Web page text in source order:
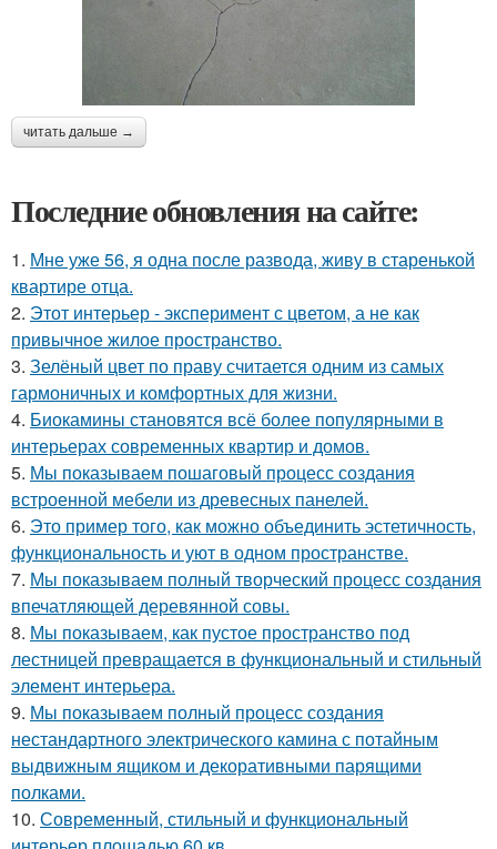
читать дальше →
Последние обновления на сайте:
1. Мне уже 56, я одна после развода, живу в старенькой
квартире отца.
2. Этот интерьер - эксперимент с цветом, а не как
привычное жилое пространство.
3. Зелёный цвет по праву считается одним из самых
гармоничных и комфортных для жизни.
4. Биокамины становятся всё более популярными в
интерьерах современных квартир и домов.
5. Мы показываем пошаговый процесс создания
встроенной мебели из древесных панелей.
6. Это пример того, как можно объединить эстетичность,
функциональность и уют в одном пространстве.
7. Мы показываем полный творческий процесс создания
впечатляющей деревянной совы.
8. Мы показываем, как пустое пространство под
лестницей превращается в функциональный и стильный
элемент интерьера.
9. Мы показываем полный процесс создания
нестандартного электрического камина с потайным
выдвижным ящиком и декоративными парящими
полками.
10. Современный, стильный и функциональный